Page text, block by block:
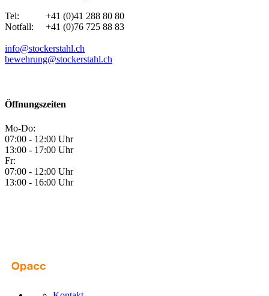
Tel: +41 (0)41 288 80 80
Notfall: +41 (0)76 725 88 83
info@stockerstahl.ch
bewehrung@stockerstahl.ch
Öffnungszeiten
Mo-Do:
07:00 - 12:00 Uhr
13:00 - 17:00 Uhr
Fr:
07:00 - 12:00 Uhr
13:00 - 16:00 Uhr